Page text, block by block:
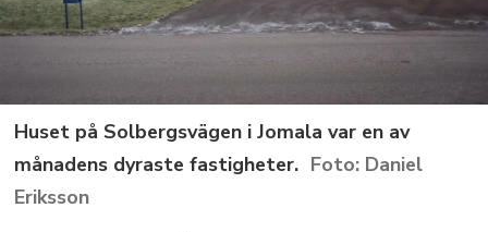
Huset på Solbergsvägen i Jomala var en av
månadens dyraste fastigheter.
Daniel
Eriksson